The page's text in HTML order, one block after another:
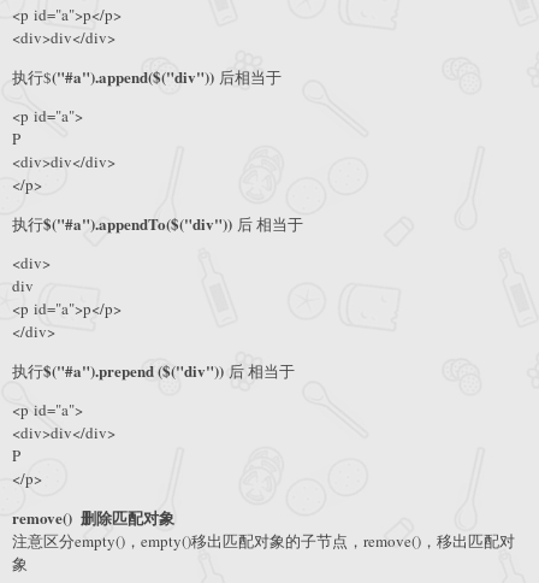
<p id="a">p</p>
<div>div</div>
执行$("#a").append($("div")) 后相当于
<p id="a">
P
<div>div</div>
</p>
执行$("#a").appendTo($("div")) 后 相当于
<div>
div
<p id="a">p</p>
</div>
执行$("#a").prepend ($("div")) 后 相当于
<p id="a">
<div>div</div>
P
</p>
remove() 删除匹配对象
注意区分empty()，empty()移出匹配对象的子节点，remove()，移出匹配对
象